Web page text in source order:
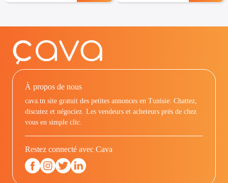
À propos de nous
cava.tn site gratuit des petites annonces en Tunisie: Chattez,
discutez et négociez. Les vendeurs et acheteurs prés de chez
vous en simple clic.
Restez connecté avec Cava